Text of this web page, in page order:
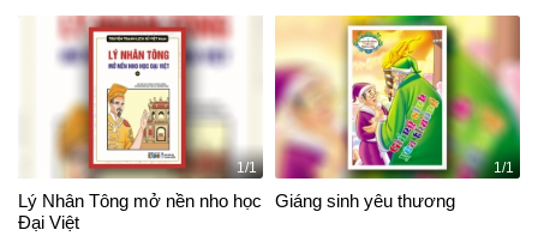
1/1
Lý Nhân Tông mở nền nho học
Đại Việt
1/1
Giáng sinh yêu thương